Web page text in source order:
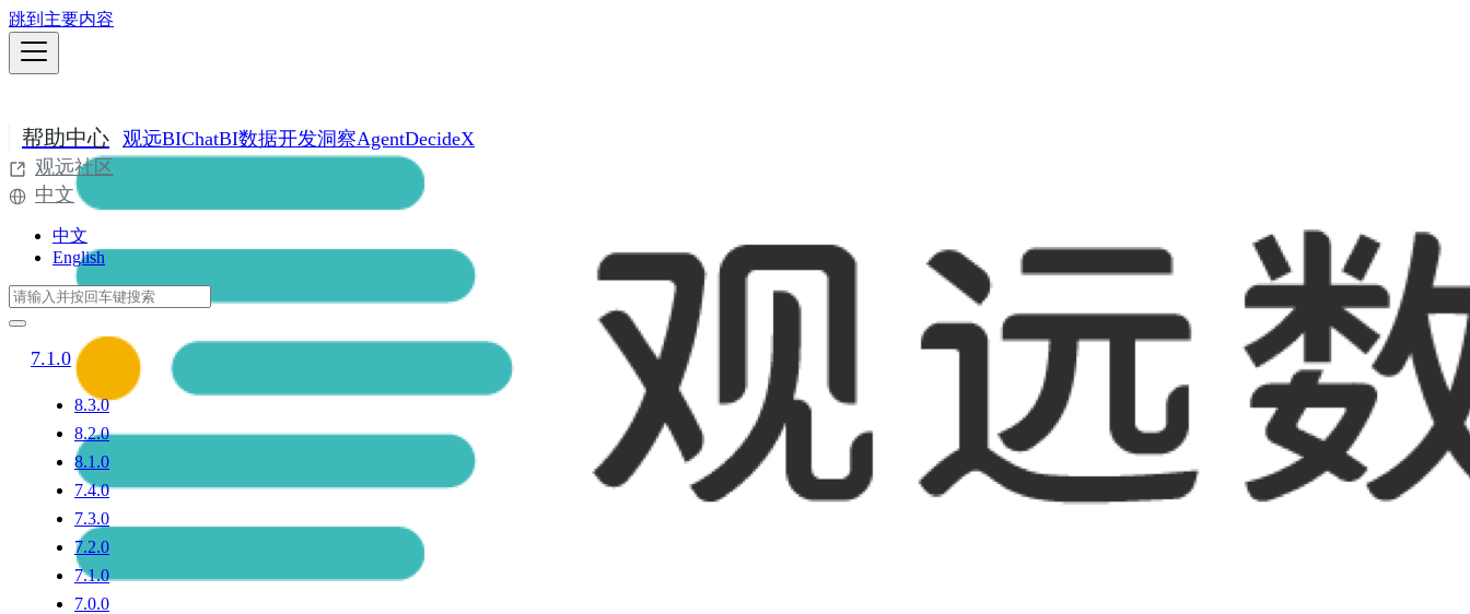
跳到主要内容
帮助中心 观远BIChatBI数据开发洞察AgentDecideX
观远社区
中文
中文
English
7.1.0
8.3.0
8.2.0
8.1.0
7.4.0
7.3.0
7.2.0
7.1.0
7.0.0